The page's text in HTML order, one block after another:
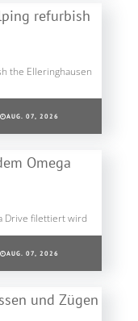
the Elleringhausen
AUG. 07, 2026
Drive filettiert wird
AUG. 07, 2026